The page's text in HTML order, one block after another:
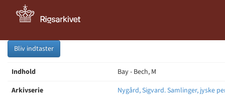
Bliv indtaster
Indhold
Bay - Bech, M
Arkivserie
Nygård, Sigvard. Samlinger, jyske